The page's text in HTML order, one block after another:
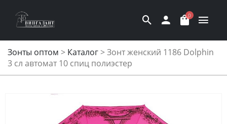
0
Зонты оптом > Каталог>Зонт женский 1186 Dolphin
3 сл автомат 10 спиц полиэстер